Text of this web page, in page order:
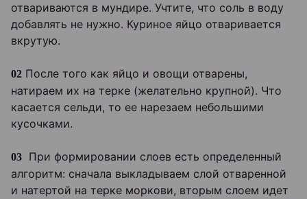
отвариваются в мундире. Учтите, что соль в воду
добавлять не нужно. Куриное яйцо отваривается
вкрутую.
02 После того как яйцо и овощи отварены,
натираем их на терке (желательно крупной). Что
касается сельди, то ее нарезаем небольшими
кусочками.
03 При формировании слоев есть определенный
алгоритм: сначала выкладываем слой отваренной
и натертой на терке моркови, вторым слоем идет